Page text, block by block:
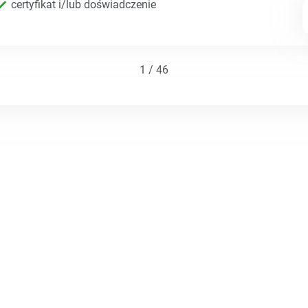
certyfikat i/lub doświadczenie
1 / 46